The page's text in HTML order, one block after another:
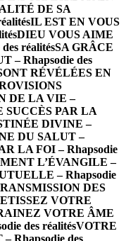
DE SA
IL EST EN VOUS
DIEU VOUS AIME
réalitésSA GRÂCE
– Rhapsodie des
RÉVÉLÉES EN
DE LA VIE –
SUCCÈS PAR LA
DIVINE –
DU SALUT –
LA FOI – Rhapsodie
L’ÉVANGILE –
– Rhapsodie
DES
VOTRE
VOTRE ÂME
des réalitésVOTRE
Rhapsodie des